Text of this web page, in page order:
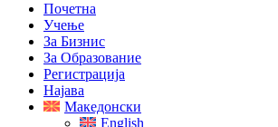
Почетна
Учење
За Бизнис
За Образование
Регистрација
Најава
Македонски
English